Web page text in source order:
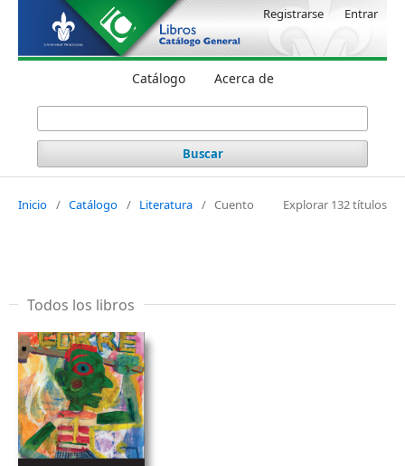
Catálogo Acerca de
Buscar
Registrarse Entrar
Inicio / Catálogo / Literatura / Cuento Explorar 132 títulos
Todos los libros